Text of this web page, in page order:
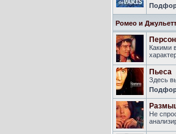
Ромео и
Какими
Пьеса
Здесь
Не